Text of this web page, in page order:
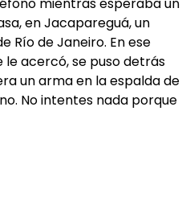
en Jacapareguá, un
Río de Janeiro. En ese
acercó, se puso detrás
un arma en la espalda de
No intentes nada porque